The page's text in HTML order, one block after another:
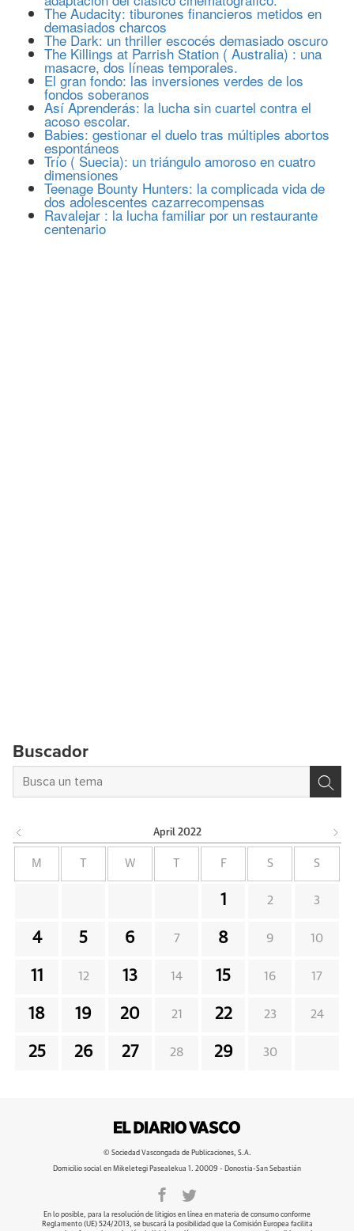
The Audacity: tiburones financieros metidos en
demasiados charcos
The Dark: un thriller escocés demasiado oscuro
The Killings at Parrish Station ( Australia) : una
masacre, dos líneas temporales.
El gran fondo: las inversiones verdes de los
fondos soberanos
Así Aprenderás: la lucha sin cuartel contra el
acoso escolar.
Babies: gestionar el duelo tras múltiples abortos
espontáneos
Trío ( Suecia): un triángulo amoroso en cuatro
dimensiones
Teenage Bounty Hunters: la complicada vida de
dos adolescentes cazarrecompensas
Ravalejar : la lucha familiar por un restaurante
centenario
Buscador
April 2022
M T W T F S S
1 2 3
4 5 6 7 8 9 10
11 12 13 14 15 16 17
18 19 20 21 22 23 24
25 26 27 28 29 30
© Sociedad Vascongada de Publicaciones, S.A.
Domicilio social en Mikeletegi Pasealekua 1. 20009 - Donostia-San Sebastián
En lo posible, para la resolución de litigios en línea en materia de consumo conforme
Reglamento (UE) 524/2013, se buscará la posibilidad que la Comisión Europea facilita